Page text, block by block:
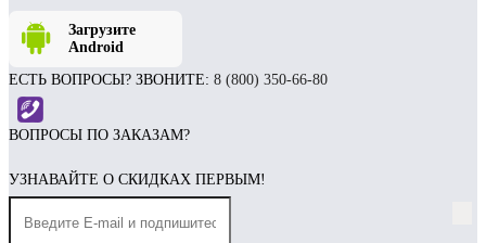
Загрузите
Android
ЕСТЬ ВОПРОСЫ? ЗВОНИТЕ: 8 (800) 350-66-80
ВОПРОСЫ ПО ЗАКАЗАМ?
УЗНАВАЙТЕ О СКИДКАХ ПЕРВЫМ!